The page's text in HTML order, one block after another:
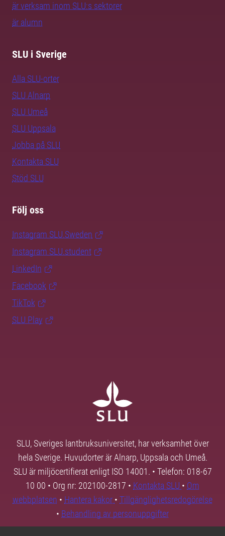
är verksam inom SLU:s sektorer
är alumn
SLU i Sverige
Alla SLU-orter
SLU Alnarp
SLU Umeå
SLU Uppsala
Jobba på SLU
Kontakta SLU
Stöd SLU
Följ oss
Instagram SLU.Sweden
Instagram SLU.student
LinkedIn
Facebook
TikTok
SLU Play
SLU, Sveriges lantbruksuniversitet, har verksamhet över
hela Sverige. Huvudorter är Alnarp, Uppsala och Umeå.
SLU är miljöcertifierat enligt ISO 14001. • Telefon: 018-67
10 00 • Org nr: 202100-2817 • Kontakta SLU • Om
webbplatsen • Hantera kakor • Tillgänglighetsredogörelse
• Behandling av personuppgifter